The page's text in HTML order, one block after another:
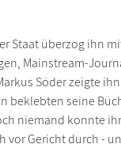
Staat überzog ihn
Mainstream-
Söder zeigte
beklebten seine
niemand konnte
vor Gericht durch -